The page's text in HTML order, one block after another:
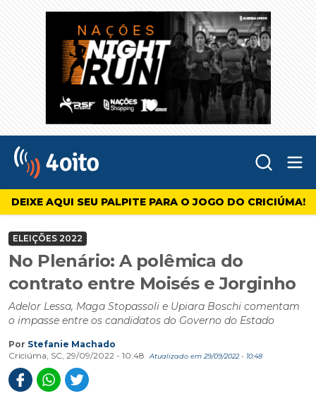
4oito
DEIXE AQUI SEU PALPITE PARA O JOGO DO CRICIÚMA!
ELEIÇÕES 2022
No Plenário: A polêmica do
contrato entre Moisés e Jorginho
Adelor Lessa, Maga Stopassoli e Upiara Boschi comentam
o impasse entre os candidatos do Governo do Estado
Por Stefanie Machado
Criciúma, SC, 29/09/2022 - 10:48
Atualizado em 29/09/2022 - 10:48